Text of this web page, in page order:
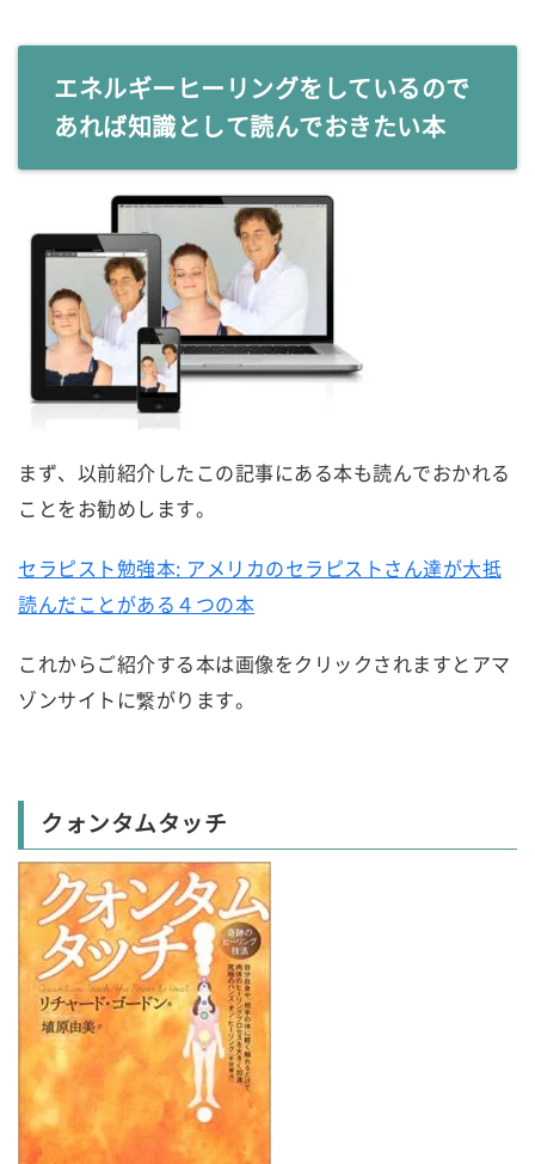
エネルギーヒーリングをしているので
あれば知識として読んでおきたい本
まず、以前紹介したこの記事にある本も読んでおかれる
ことをお勧めします。
セラピスト勉強本: アメリカのセラピストさん達が大抵
読んだことがある４つの本
これからご紹介する本は画像をクリックされますとアマ
ゾンサイトに繋がります。
クォンタムタッチ